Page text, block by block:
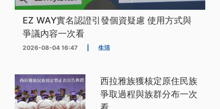
EZ WAY實名認證引發個資疑慮 使用方式與
爭議內容一次看
2026-08-04 16:47 生活
西拉雅族獲核定原住民族
爭取過程與族群分布一次